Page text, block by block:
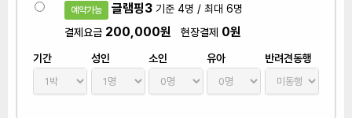
예약가능 글램핑3 기준 4명 / 최대 6명
결제요금 200,000원 현장결제 0원
기간 성인 소인 유아 반려견동행